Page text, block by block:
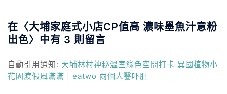
在〈大埔家庭式小店CP值高 濃味墨魚汁意粉
出色〉中有 3 則留言
自動引用通知: 大埔林村神秘溫室綠色空間打卡 異國植物小
花園渡假風滿滿 | eatwo 兩個人醫吓肚